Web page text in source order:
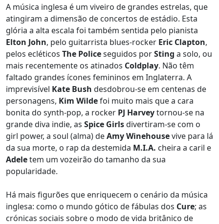
A música inglesa é um viveiro de grandes estrelas, que
atingiram a dimensão de concertos de estádio. Esta
glória a alta escala foi também sentida pelo pianista
Elton John, pelo guitarrista blues-rocker Eric Clapton,
pelos ecléticos The Policeseguidos porSting a solo, ou
mais recentemente os atinados Coldplay. Não têm
faltado grandes ícones femininos em Inglaterra. A
imprevisível Kate Bush desdobrou-se em centenas de
personagens, Kim Wildefoi muito mais que a cara
bonita do synth-pop, a rocker PJ Harveytornou-se na
grande diva indie, as Spice Girlsdivertiram-se com o
girl power, a soul (alma) deAmy Winehousevive para lá
da sua morte, o rap da destemida M.I.A. cheira a caril e
Adeletem um vozeirão do tamanho da sua
popularidade.
Há mais figurões que enriquecem o cenário da música
inglesa: como o mundo gótico de fábulas dos Cure; as
crónicas sociais sobre o modo de vida britânico de